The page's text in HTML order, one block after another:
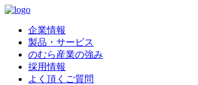
企業情報
製品・サービス
のむら産業の強み
採用情報
よく頂くご質問